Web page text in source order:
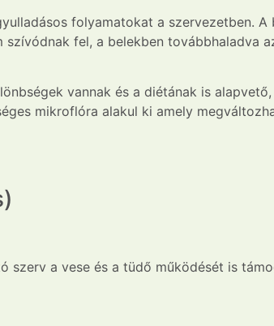
folyamatokat a szervezetben. A
fel, a belekben továbbhaladva
vannak és a diétának is
mikroflóra alakul ki amely
szerv a vese és a tüdő működését is